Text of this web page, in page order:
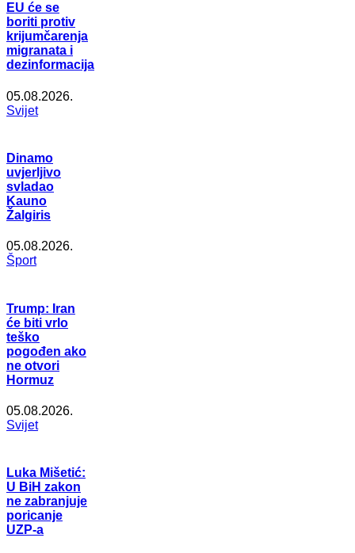
EU će se
boriti protiv
krijumčarenja
migranata i
dezinformacija
05.08.2026.
Svijet
Dinamo
uvjerljivo
svladao
Kauno
Žalgiris
05.08.2026.
Šport
Trump: Iran
će biti vrlo
teško
pogođen ako
ne otvori
Hormuz
05.08.2026.
Svijet
Luka Mišetić:
U BiH zakon
ne zabranjuje
poricanje
UZP-a